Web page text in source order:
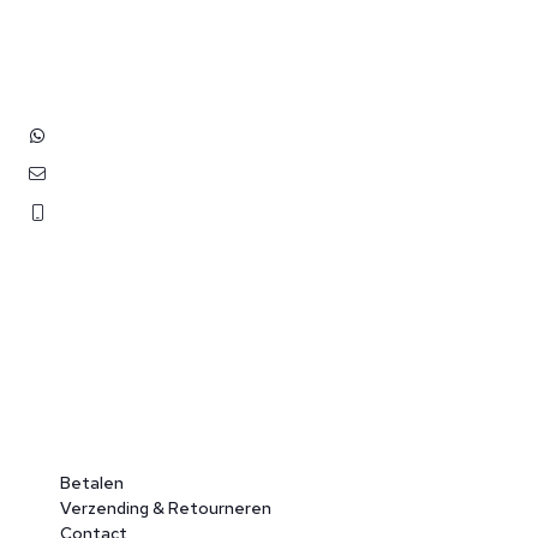
Betalen
Verzending & Retourneren
Contact